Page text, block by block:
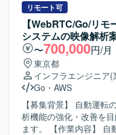
課題に対して、新規サ
メントなど）の比較・
カレーション案件のサ
（ツール間連携、AI活
ト体制の強化支援など
【求める人物像】 ITイ
ェクトを推進でき、関
ミュニケーションを取
る方を求めております
し、自ら課題を発見し
る方にご活躍いただきたいと
WebLogic Serverを中
築および運用設計を行
Ansibleなどを用いた
クリプト・テストコー
RHELやOracleLinux、
Tomcat、WebLogic、
よび検証作業を実施い
Pacemakerなどを含む
ォーマンス・安定性の検証
人物像】 インフラ基盤
的に改善提案をしてい
リモート可
【WebRTC/Go/リ
システムの映像解析
〜700,000円/月
東京都
インフラエンジニア(
Go ・ AWS
【募集背景】 自動運転
析機能の強化・改善を
ます。 【作業内容】 自動運転遠隔監視システムにおける映